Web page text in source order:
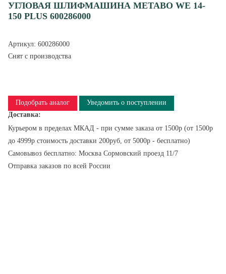
УГЛОВАЯ ШЛИФМАШИНА METABO WE 14-
150 PLUS 600286000
Артикул: 600286000
Снят с производства
Подобрать аналог
Уведомить о поступлении
Доставка:
Курьером в пределах МКАД - при сумме заказа от 1500р (от 1500р
до 4999р стоимость доставки 200руб, от 5000р - бесплатно)
Самовывоз бесплатно: Москва Сормовский проезд 11/7
Отправка заказов по всей России